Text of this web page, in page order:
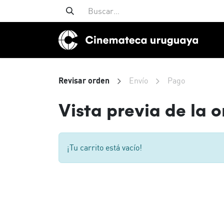
Revisar orden Envío Pago
Vista previa de la
¡Tu carrito está vacío!